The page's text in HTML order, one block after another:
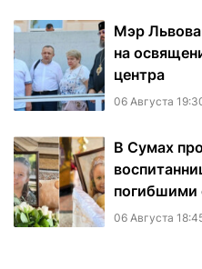
Мэр
на
центра
06 Августа
В Сумах
погибшими
06 Августа